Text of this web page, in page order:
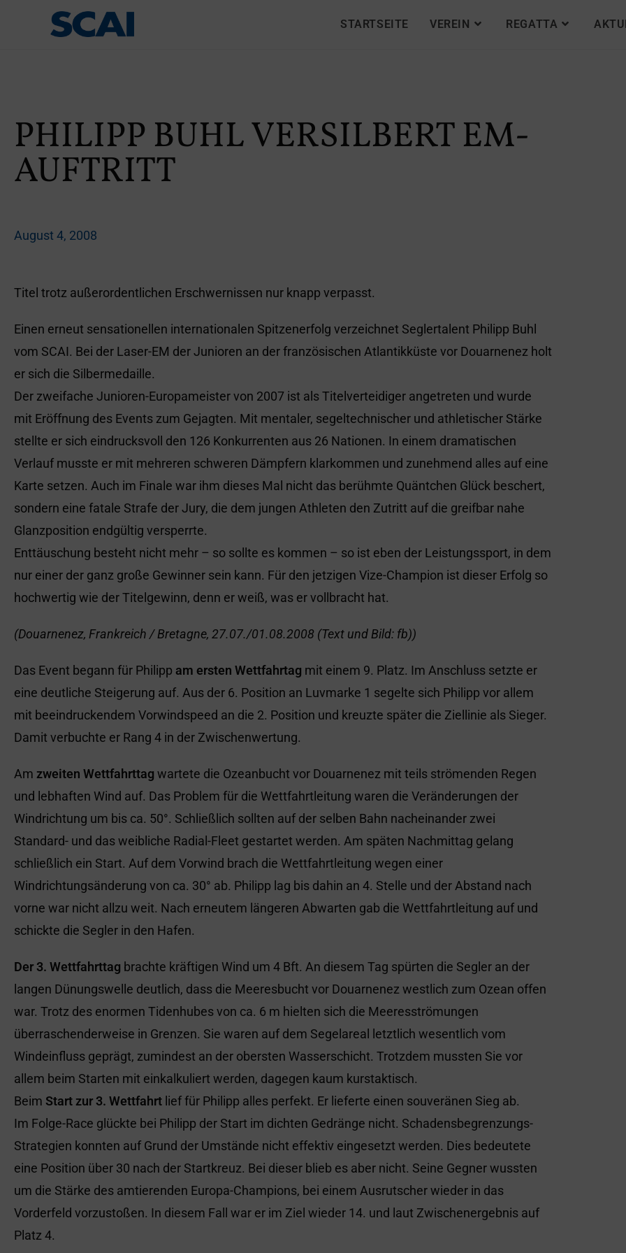
STARTSEITE VEREIN REGATTA
PHILIPP BUHL VERSILBERT EM-
AUFTRITT
August 4, 2008
Titel trotz außerordentlichen Erschwernissen nur knapp verpasst.
Einen erneut sensationellen internationalen Spitzenerfolg verzeichnet Seglertalent Philipp Buhl
vom SCAI. Bei der Laser-EM der Junioren an der französischen Atlantikküste vor Douarnenez holt
er sich die Silbermedaille.
Der zweifache Junioren-Europameister von 2007 ist als Titelverteidiger angetreten und wurde
mit Eröffnung des Events zum Gejagten. Mit mentaler, segeltechnischer und athletischer Stärke
stellte er sich eindrucksvoll den 126 Konkurrenten aus 26 Nationen. In einem dramatischen
Verlauf musste er mit mehreren schweren Dämpfern klarkommen und zunehmend alles auf eine
Karte setzen. Auch im Finale war ihm dieses Mal nicht das berühmte Quäntchen Glück beschert,
sondern eine fatale Strafe der Jury, die dem jungen Athleten den Zutritt auf die greifbar nahe
Glanzposition endgültig versperrte.
Enttäuschung besteht nicht mehr – so sollte es kommen – so ist eben der Leistungssport, in dem
nur einer der ganz große Gewinner sein kann. Für den jetzigen Vize-Champion ist dieser Erfolg so
hochwertig wie der Titelgewinn, denn er weiß, was er vollbracht hat.
(Douarnenez, Frankreich / Bretagne, 27.07./01.08.2008 (Text und Bild: fb))
Das Event begann für Philipp am ersten Wettfahrtag mit einem 9. Platz. Im Anschluss setzte er
eine deutliche Steigerung auf. Aus der 6. Position an Luvmarke 1 segelte sich Philipp vor allem
mit beeindruckendem Vorwindspeed an die 2. Position und kreuzte später die Ziellinie als Sieger.
Damit verbuchte er Rang 4 in der Zwischenwertung.
Am zweiten Wettfahrttag wartete die Ozeanbucht vor Douarnenez mit teils strömenden Regen
und lebhaften Wind auf. Das Problem für die Wettfahrtleitung waren die Veränderungen der
Windrichtung um bis ca. 50°. Schließlich sollten auf der selben Bahn nacheinander zwei
Standard- und das weibliche Radial-Fleet gestartet werden. Am späten Nachmittag gelang
schließlich ein Start. Auf dem Vorwind brach die Wettfahrtleitung wegen einer
Windrichtungsänderung von ca. 30° ab. Philipp lag bis dahin an 4. Stelle und der Abstand nach
vorne war nicht allzu weit. Nach erneutem längeren Abwarten gab die Wettfahrtleitung auf und
schickte die Segler in den Hafen.
Der 3. Wettfahrttag brachte kräftigen Wind um 4 Bft. An diesem Tag spürten die Segler an der
langen Dünungswelle deutlich, dass die Meeresbucht vor Douarnenez westlich zum Ozean offen
war. Trotz des enormen Tidenhubes von ca. 6 m hielten sich die Meeresströmungen
überraschenderweise in Grenzen. Sie waren auf dem Segelareal letztlich wesentlich vom
Windeinfluss geprägt, zumindest an der obersten Wasserschicht. Trotzdem mussten Sie vor
allem beim Starten mit einkalkuliert werden, dagegen kaum kurstaktisch.
Beim Start zur 3. Wettfahrt lief für Philipp alles perfekt. Er lieferte einen souveränen Sieg ab.
Im Folge-Race glückte bei Philipp der Start im dichten Gedränge nicht. Schadensbegrenzungs-
Strategien konnten auf Grund der Umstände nicht effektiv eingesetzt werden. Dies bedeutete
eine Position über 30 nach der Startkreuz. Bei dieser blieb es aber nicht. Seine Gegner wussten
um die Stärke des amtierenden Europa-Champions, bei einem Ausrutscher wieder in das
Vorderfeld vorzustoßen. In diesem Fall war er im Ziel wieder 14. und laut Zwischenergebnis auf
Platz 4.